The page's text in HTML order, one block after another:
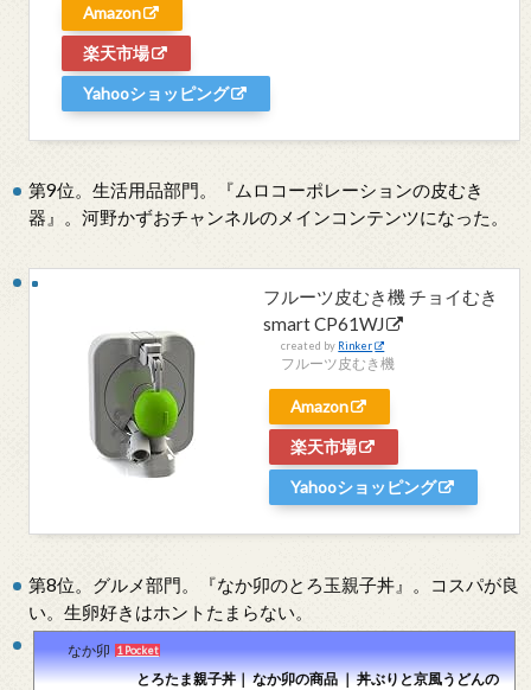
Amazon
楽天市場
Yahooショッピング
第9位。生活用品部門。『ムロコーポレーションの皮むき
器』。河野かずおチャンネルのメインコンテンツになった。
フルーツ皮むき機 チョイむき
smart CP61WJ
created by Rinker
フルーツ皮むき機
Amazon
楽天市場
Yahooショッピング
第8位。グルメ部門。『なか卯のとろ玉親子丼』。コスパが良
い。生卵好きはホントたまらない。
なか卯 1 Pocket
とろたま親子丼｜ なか卯の商品 ｜ 丼ぶりと京風うどんの